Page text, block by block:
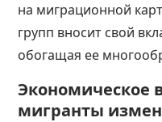
на миграционной
групп вносит свой
обогащая ее
Экономическое
мигранты